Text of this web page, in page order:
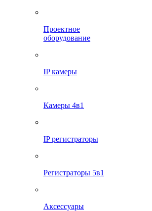
Проектное
оборудование
IP камеры
Камеры 4в1
IP регистраторы
Регистраторы 5в1
Аксессуары